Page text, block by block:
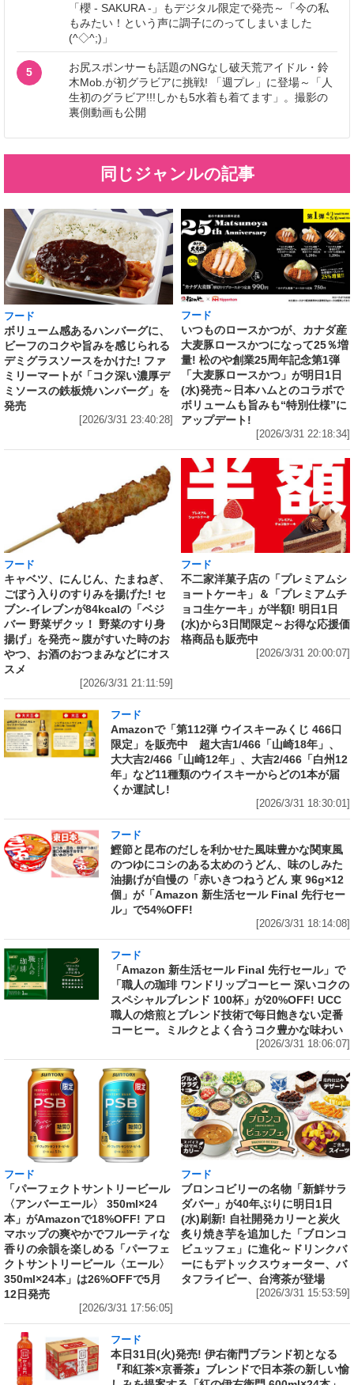
「櫻 - SAKURA -」もデジタル限定で発売～「今の私
もみたい！という声に調子にのってしまいました
(^◇^;)」
5
お尻スポンサーも話題のNGなし破天荒アイドル・鈴
木Mob.が初グラビアに挑戦! 「週プレ」に登場～「人
生初のグラビア!!!しかも5水着も着てます」。撮影の
裏側動画も公開
同じジャンルの記事
フード
ボリューム感あるハンバーグに、
ビーフのコクや旨みを感じられる
デミグラスソースをかけた! ファ
ミリーマートが「コク深い濃厚デ
ミソースの鉄板焼ハンバーグ」を
発売
[2026/3/31 23:40:28]
フード
いつものロースかつが、カナダ産
大麦豚ロースかつになって25％増
量! 松のや創業25周年記念第1弾
「大麦豚ロースかつ」が明日1日
(水)発売～日本ハムとのコラボで
ボリュームも旨みも“特別仕様”に
アップデート!
[2026/3/31 22:18:34]
フード
キャベツ、にんじん、たまねぎ、
ごぼう入りのすりみを揚げた! セ
ブン‐イレブンが84kcalの「ベジ
バー 野菜ザクッ！ 野菜のすり身
揚げ」を発売～腹がすいた時のお
やつ、お酒のおつまみなどにオス
スメ
[2026/3/31 21:11:59]
フード
不二家洋菓子店の「プレミアムシ
ョートケーキ」＆「プレミアムチ
ョコ生ケーキ」が半額! 明日1日
(水)から3日間限定～お得な応援価
格商品も販売中
[2026/3/31 20:00:07]
フード
Amazonで「第112弾 ウイスキーみくじ 466口
限定」を販売中 超大吉1/466「山崎18年」、
大大吉2/466「山崎12年」、大吉2/466「白州12
年」など11種類のウイスキーからどの1本が届
くか運試し!
[2026/3/31 18:30:01]
フード
鰹節と昆布のだしを利かせた風味豊かな関東風
のつゆにコシのある太めのうどん、味のしみた
油揚げが自慢の「赤いきつねうどん 東 96g×12
個」が「Amazon 新生活セール Final 先行セー
ル」で54%OFF!
[2026/3/31 18:14:08]
フード
「Amazon 新生活セール Final 先行セール」で
「職人の珈琲 ワンドリップコーヒー 深いコクの
スペシャルブレンド 100杯」が20%OFF! UCC
職人の焙煎とブレンド技術で毎日飽きない定番
コーヒー。ミルクとよく合うコク豊かな味わい
[2026/3/31 18:06:07]
フード
「パーフェクトサントリービール
〈アンバーエール〉 350ml×24
本」がAmazonで18%OFF! アロ
マホップの爽やかでフルーティな
香りの余韻を楽しめる「パーフェ
クトサントリービール〈エール〉
350ml×24本」は26%OFFで5月
12日発売
[2026/3/31 17:56:05]
フード
ブロンコビリーの名物「新鮮サラ
ダバー」が40年ぶりに明日1日
(水)刷新! 自社開発カリーと炭火
炙り焼き芋を追加した「ブロンコ
ビュッフェ」に進化～ドリンクバ
ーにもデトックスウォーター、バ
タフライピー、台湾茶が登場
[2026/3/31 15:53:59]
フード
本日31日(火)発売! 伊右衛門ブランド初となる
『和紅茶×京番茶』ブレンドで日本茶の新しい愉